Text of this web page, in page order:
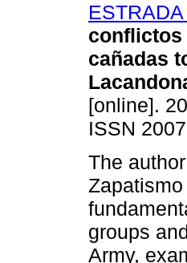
conflictos
cañadas
[online].
ISSN
The
groups
Army,